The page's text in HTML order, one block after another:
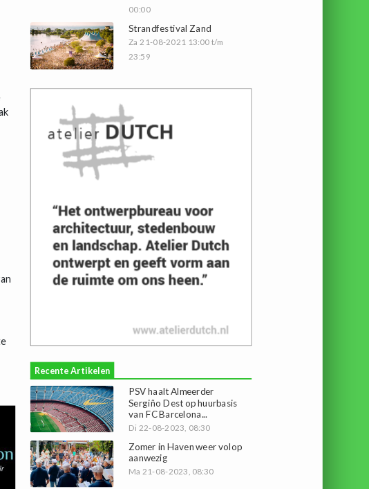
00:00
Strandfestival Zand
Za 21-08-2021 13:00 t/m
23:59
Recente Artikelen
PSV haalt Almeerder
Sergiño Dest op huurbasis
van FC Barcelona...
Di 22-08-2023, 08:30
Zomer in Haven weer volop
aanwezig
Ma 21-08-2023, 08:30